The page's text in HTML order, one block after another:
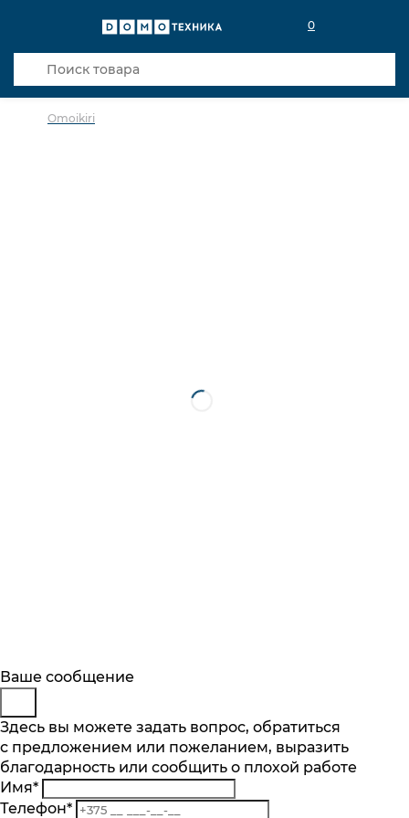
0
Omoikiri
Описание
Отзывы
Основные характеристики
Количество чаш шт.
1
Материал
Будьте в курсе
Подпишитесь на последние обновления
и узнавайте о новинках и специальных
предложениях первыми
Подписаться
Заказ обратного звонка
Представьтесь
Телефон*
Комментарий
Ваше сообщение
Здесь вы можете задать вопрос, обратиться
с предложением или пожеланием, выразить
благодарность или сообщить о плохой работе
Имя*
Телефон*